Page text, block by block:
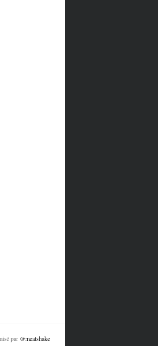
par @meatshake